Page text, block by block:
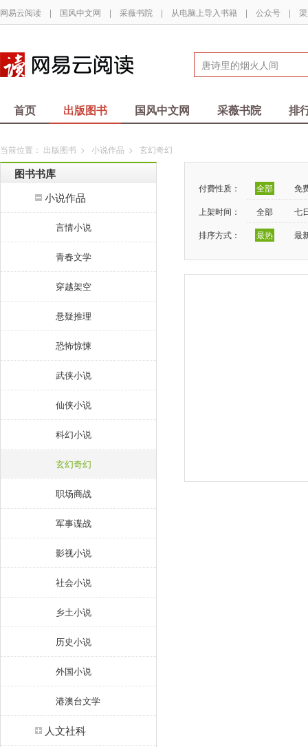
网易云阅读 | 国风中文网 | 采薇书院 | 从电脑上导入书籍 | 公众号 |
首页 出版图书 国风中文网 采薇书院 排
当前位置： 出版图书 > 小说作品 > 玄幻奇幻
图书书库
小说作品
言情小说
青春文学
穿越架空
悬疑推理
恐怖惊悚
武侠小说
仙侠小说
科幻小说
玄幻奇幻
职场商战
军事谍战
影视小说
社会小说
乡土小说
历史小说
外国小说
港澳台文学
人文社科
付费性质： 全部
免
上架时间：
全部
七
排序方式：
最热 最